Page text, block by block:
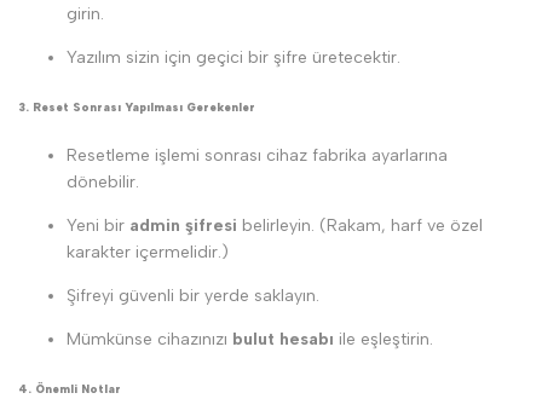
girin.
Yazılım sizin için geçici bir şifre üretecektir.
3. Reset Sonrası Yapılması Gerekenler
Resetleme işlemi sonrası cihaz fabrika ayarlarına
dönebilir.
Yeni bir admin şifresi belirleyin. (Rakam, harf ve özel
karakter içermelidir.)
Şifreyi güvenli bir yerde saklayın.
Mümkünse cihazınızı bulut hesabı ile eşleştirin.
4. Önemli Notlar